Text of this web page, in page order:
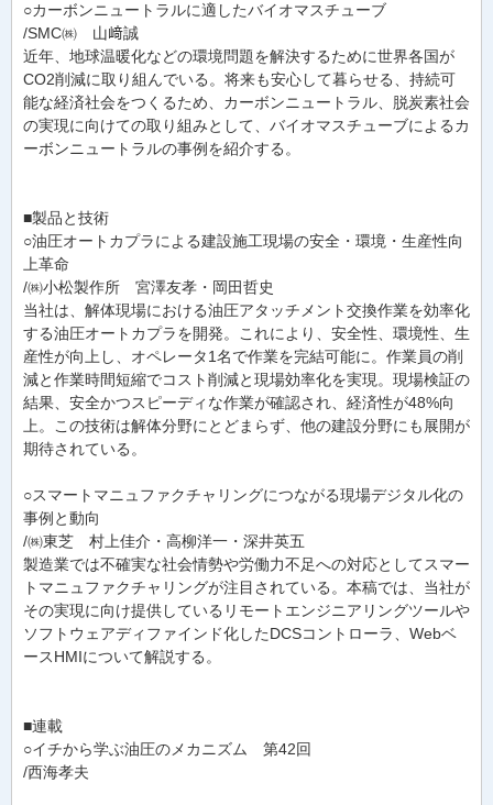
○カーボンニュートラルに適したバイオマスチューブ
/SMC㈱ 山﨑誠
近年、地球温暖化などの環境問題を解決するために世界各国が
CO2削減に取り組んでいる。将来も安心して暮らせる、持続可
能な経済社会をつくるため、カーボンニュートラル、脱炭素社会
の実現に向けての取り組みとして、バイオマスチューブによるカ
ーボンニュートラルの事例を紹介する。
■製品と技術
○油圧オートカプラによる建設施工現場の安全・環境・生産性向
上革命
/㈱小松製作所 宮澤友孝・岡田哲史
当社は、解体現場における油圧アタッチメント交換作業を効率化
する油圧オートカプラを開発。これにより、安全性、環境性、生
産性が向上し、オペレータ1名で作業を完結可能に。作業員の削
減と作業時間短縮でコスト削減と現場効率化を実現。現場検証の
結果、安全かつスピーディな作業が確認され、経済性が48%向
上。この技術は解体分野にとどまらず、他の建設分野にも展開が
期待されている。
○スマートマニュファクチャリングにつながる現場デジタル化の
事例と動向
/㈱東芝 村上佳介・高柳洋一・深井英五
製造業では不確実な社会情勢や労働力不足への対応としてスマー
トマニュファクチャリングが注目されている。本稿では、当社が
その実現に向け提供しているリモートエンジニアリングツールや
ソフトウェアディファインド化したDCSコントローラ、Webベ
ースHMIについて解説する。
■連載
○イチから学ぶ油圧のメカニズム 第42回
/西海孝夫